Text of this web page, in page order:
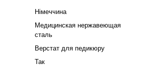
Німеччина
Медицинская нержавеющая
сталь
Верстат для педикюру
Так